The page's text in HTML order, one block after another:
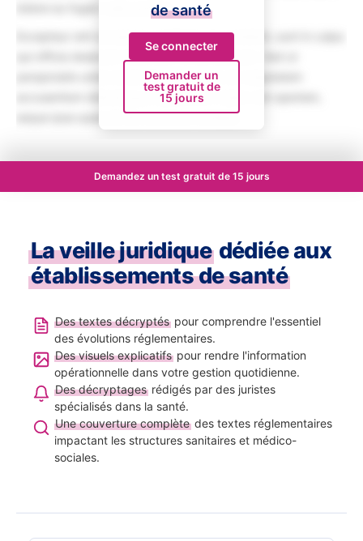
dolore eu fugiat nulla pariatur.
Excepteur sint occaecat cupidatat non proident, sunt in culpa
qui officia deserunt mollit anim id est laborum. Sed ut
perspiciatis unde omnis iste natus error sit voluptatem
accusantium doloremque laudantium, totam rem aperiam,
eaque ipsa quae ab illo inventore veritatis.
de santé
Se connecter
Demander un
test gratuit de
15 jours
Demandez un test gratuit de 15 jours
La veille juridique dédiée aux
établissements de santé
Des textes décryptéspour comprendre l'essentiel
des évolutions réglementaires.
Des visuels explicatifspour rendre l'information
opérationnelle dans votre gestion quotidienne.
Des décryptagesrédigés par des juristes
spécialisés dans la santé.
Une couverture complètedes textes réglementaires
impactant les structures sanitaires et médico-
sociales.